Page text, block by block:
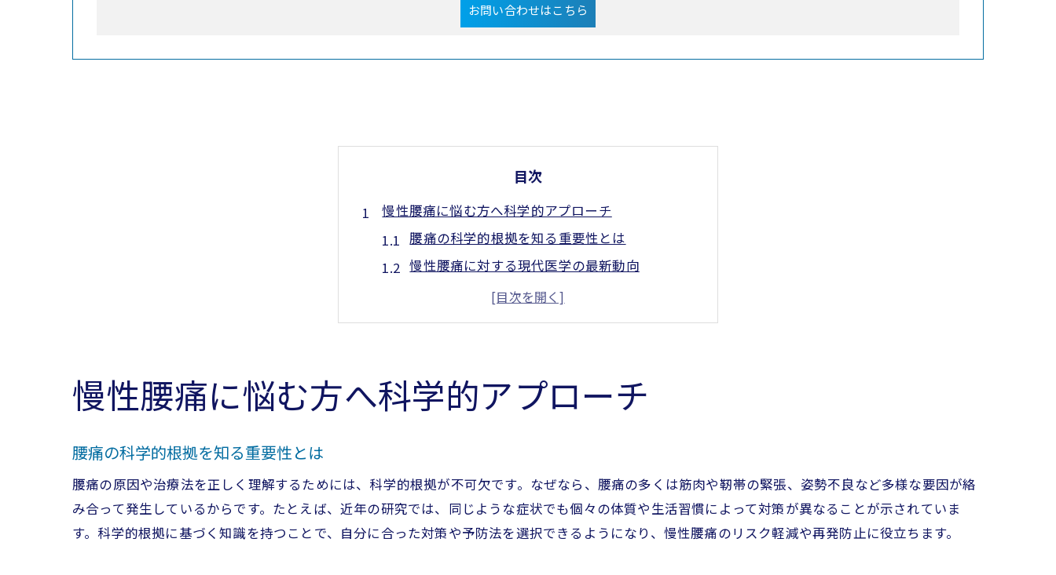
お問い合わせはこちら
目次
慢性腰痛に悩む方へ科学的アプローチ
腰痛の科学的根拠を知る重要性とは
慢性腰痛に対する現代医学の最新動向
腰痛改善へつながる自己ケアの基本
専門家が解説する腰痛のチェックポイント
腰痛の根本原因を知る最新研究紹介
腰痛とライフスタイルの深い関係性を考察
腰痛の科学が示す現代人への新たな課題
腰痛予防のために知るべき最新知見まとめ
慢性腰痛に悩む方へ科学的アプローチ
腰痛の科学的根拠を知る重要性とは
腰痛の原因や治療法を正しく理解するためには、科学的根拠が不可欠です。なぜなら、腰痛の多くは筋肉や靭帯の緊張、姿勢不良など多様な要因が絡
み合って発生しているからです。たとえば、近年の研究では、同じような症状でも個々の体質や生活習慣によって対策が異なることが示されていま
す。科学的根拠に基づく知識を持つことで、自分に合った対策や予防法を選択できるようになり、慢性腰痛のリスク軽減や再発防止に役立ちます。